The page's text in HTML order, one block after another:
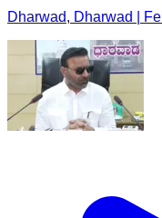
Dharwad, Dharwad |